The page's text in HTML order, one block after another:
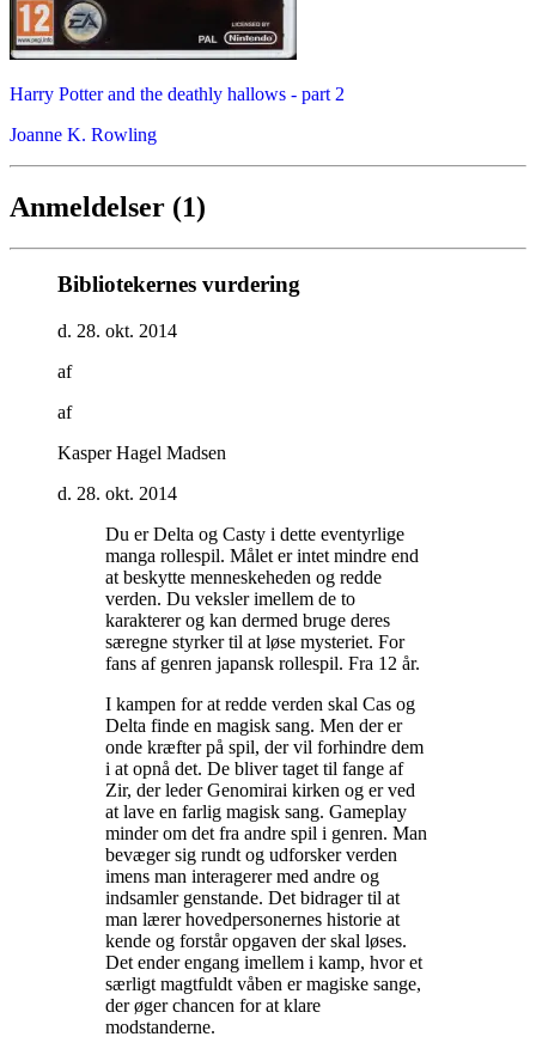
Harry Potter and the deathly hallows - part 2
Joanne K. Rowling
Anmeldelser (1)
Bibliotekernes vurdering
d. 28. okt. 2014
af
af
Kasper Hagel Madsen
d. 28. okt. 2014
Du er Delta og Casty i dette eventyrlige
manga rollespil. Målet er intet mindre end
at beskytte menneskeheden og redde
verden. Du veksler imellem de to
karakterer og kan dermed bruge deres
særegne styrker til at løse mysteriet. For
fans af genren japansk rollespil. Fra 12 år.
I kampen for at redde verden skal Cas og
Delta finde en magisk sang. Men der er
onde kræfter på spil, der vil forhindre dem
i at opnå det. De bliver taget til fange af
Zir, der leder Genomirai kirken og er ved
at lave en farlig magisk sang. Gameplay
minder om det fra andre spil i genren. Man
bevæger sig rundt og udforsker verden
imens man interagerer med andre og
indsamler genstande. Det bidrager til at
man lærer hovedpersonernes historie at
kende og forstår opgaven der skal løses.
Det ender engang imellem i kamp, hvor et
særligt magtfuldt våben er magiske sange,
der øger chancen for at klare
modstanderne.